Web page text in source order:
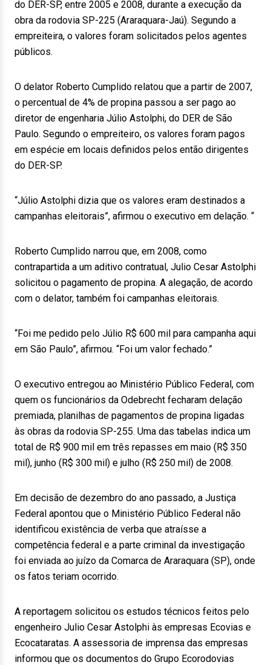
do DER-SP, entre 2005 e 2008, durante a execução da
obra da rodovia SP-225 (Araraquara-Jaú). Segundo a
empreiteira, o valores foram solicitados pelos agentes
públicos.
O delator Roberto Cumplido relatou que a partir de 2007,
o percentual de 4% de propina passou a ser pago ao
diretor de engenharia Júlio Astolphi, do DER de São
Paulo. Segundo o empreiteiro, os valores foram pagos
em espécie em locais definidos pelos então dirigentes
do DER-SP.
“Júlio Astolphi dizia que os valores eram destinados a
campanhas eleitorais”, afirmou o executivo em delação. “
Roberto Cumplido narrou que, em 2008, como
contrapartida a um aditivo contratual, Julio Cesar Astolphi
solicitou o pagamento de propina. A alegação, de acordo
com o delator, também foi campanhas eleitorais.
“Foi me pedido pelo Júlio R$ 600 mil para campanha aqui
em São Paulo”, afirmou. “Foi um valor fechado.”
O executivo entregou ao Ministério Público Federal, com
quem os funcionários da Odebrecht fecharam delação
premiada, planilhas de pagamentos de propina ligadas
às obras da rodovia SP-255. Uma das tabelas indica um
total de R$ 900 mil em três repasses em maio (R$ 350
mil), junho (R$ 300 mil) e julho (R$ 250 mil) de 2008.
Em decisão de dezembro do ano passado, a Justiça
Federal apontou que o Ministério Público Federal não
identificou existência de verba que atraísse a
competência federal e a parte criminal da investigação
foi enviada ao juízo da Comarca de Araraquara (SP), onde
os fatos teriam ocorrido.
A reportagem solicitou os estudos técnicos feitos pelo
engenheiro Julio Cesar Astolphi às empresas Ecovias e
Ecocataratas. A assessoria de imprensa das empresas
informou que os documentos do Grupo Ecorodovias